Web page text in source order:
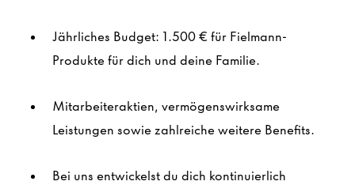
Jährliches Budget: 1.500 € für Fielmann-
Produkte für dich und deine Familie.
Mitarbeiteraktien, vermögenswirksame
Leistungen sowie zahlreiche weitere Benefits.
Bei uns entwickelst du dich kontinuierlich